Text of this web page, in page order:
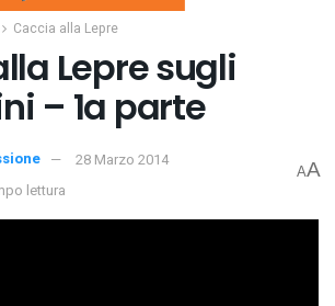
Caccia alla Lepre
Lepre sugli
– 1a parte
28 Marzo 2014
lettura
AA